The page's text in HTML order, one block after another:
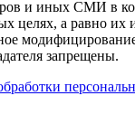
и иных СМИ в
целях, а равно их
запрещены.